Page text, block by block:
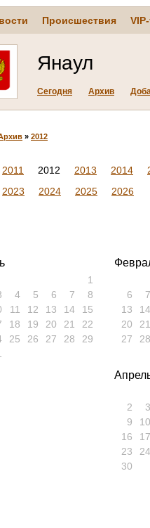
Происшествия
Янаул
Сегодня Архив
» 2012
2011 2012 2013 2014
2023 2024 2025 2026
1
4 5 6 7
8
11 12 13 14
15
18 19 20 21
22
25 26 27 28
29
6
7
13
14
20
21
27
28
2
3
9
10
16
17
23
24
30